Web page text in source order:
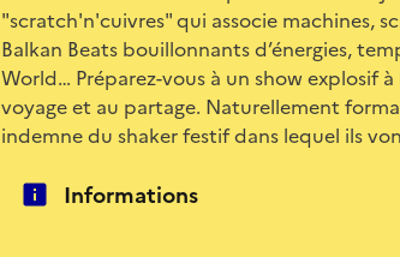
"scratch'n'cuivres" qui associe machines,
Balkan Beats bouillonnants d’énergies,
World… Préparez-vous à un show explosif
voyage et au partage. Naturellement
indemne du shaker festif dans lequel ils
Informations